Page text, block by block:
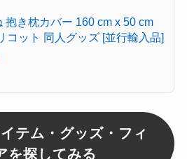
抱き枕カバー 160 cm x 50 cm
コット 同人グッズ [並行輸入品]
テム・グッズ・フィ
を探してみる